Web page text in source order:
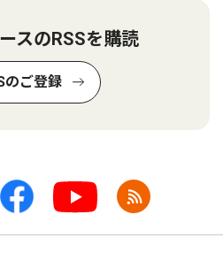
スのRSSを購読
のご登録